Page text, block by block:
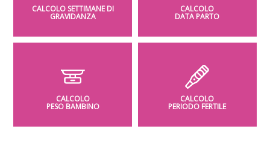
CALCOLO SETTIMANE DI
GRAVIDANZA
CALCOLO
DATA PARTO
CALCOLO
PESO BAMBINO
CALCOLO
PERIODO FERTILE